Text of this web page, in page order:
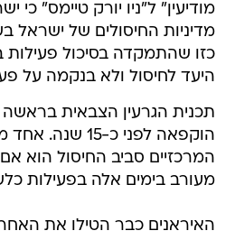
מודיעין" ל"ניו יורק טיימס" כי
מדיניות החיסולים של ישראל
כזו שהתמקדה בסיכול פעילות
היעד לחיסול ולא בנקמה על
תכנית הגרעין הצבאית
הוקפאה לפני כ-15
המרכזיים סביב החיסול הוא
מעורב בימים אלה בפעילות
האיראנים כבר הטילו את